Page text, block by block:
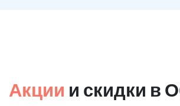
Акции и скидки в